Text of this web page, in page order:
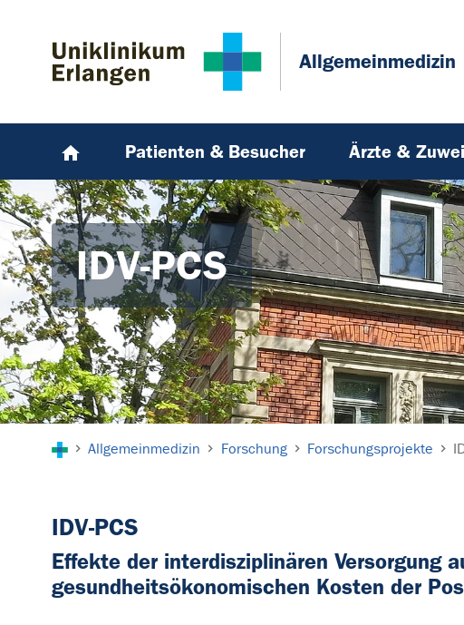
Allgemeinmedizin
Patienten & Besucher Ärzte &
IDV-PCS
Allgemeinmedizin Forschung Forschungsprojekte
IDV-PCS
Effekte der interdisziplinären Versorgung
gesundheitsökonomischen Kosten der